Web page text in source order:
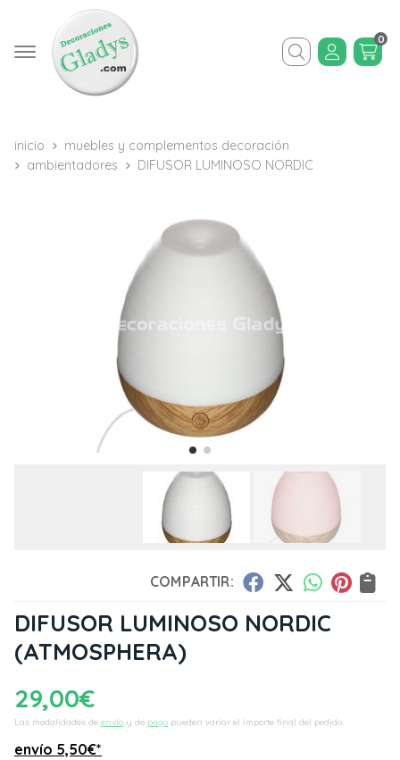
Buscar
0
inicio
muebles y complementos decoración
ambientadores
DIFUSOR LUMINOSO NORDIC
COMPARTIR:
DIFUSOR LUMINOSO NORDIC
(ATMOSPHERA)
29,00€
Las modalidades de envío y de pago pueden variar el importe final del pedido.
envío 5,50€*